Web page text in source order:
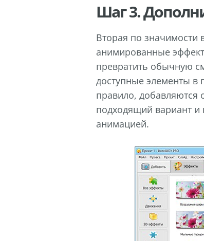
Шаг 3.
Вторая по
анимированные
превратить обычную
доступные элементы в
правило,
подходящий вариант и
анимацией.